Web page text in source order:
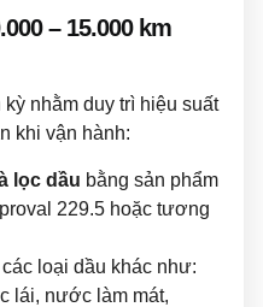
– 15.000 km
nhằm duy trì hiệu suất
khi vận hành:
lọc dầu bằng sản phẩm
229.5 hoặc tương
các loại dầu khác như:
lái, nước làm mát,